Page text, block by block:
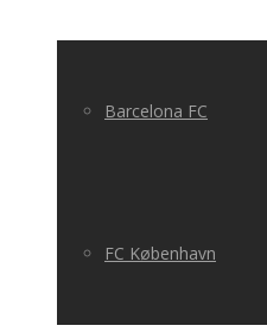
Barcelona FC
FC København